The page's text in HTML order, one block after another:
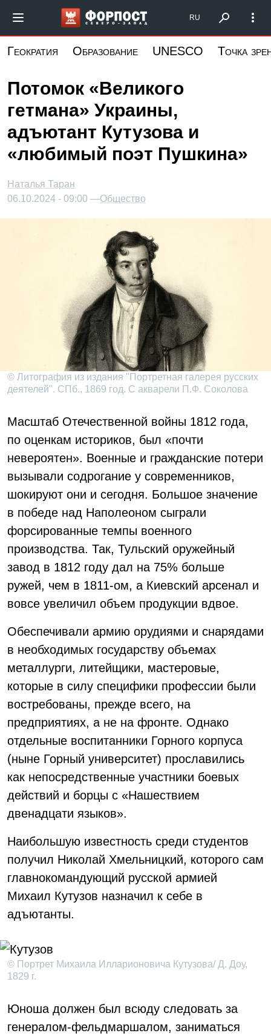
основному
Форпост Северо-Запад
RU
Геократия Образование UNESCO Точка
Потомок «Великого
гетмана» Украины,
адъютант Кутузова и
«любимый поэт Пушкина»
Наталья Таран
06.10.2024 - 09:00 —Общество
© Литография из издания "Портретная галерея русских
деятелей". СПб., 1869 год. С акварели П.Ф. Соколова
Масштаб Отечественной войны 1812 года,
по оценкам историков, был «почти
невероятен». Военные и гражданские потери
вызывали содрогание у современников,
шокируют они и сегодня. Большое значение
в победе над Наполеоном сыграли
форсированные темпы военного
производства. Так, Тульский оружейный
завод в 1812 году дал на 75% больше
ружей, чем в 1811-ом, а Киевский арсенал и
вовсе увеличил объем продукции вдвое.
Обеспечивали армию орудиями и снарядами
в необходимых государству объемах
металлурги, литейщики, мастеровые,
которые в силу специфики профессии были
востребованы, прежде всего, на
предприятиях, а не на фронте. Однако
отдельные воспитанники Горного корпуса
(ныне Горный университет) прославились
как непосредственные участники боевых
действий и борцы с «Нашествием
двенадцати языков».
Наибольшую известность среди студентов
получил Николай Хмельницкий, которого сам
главнокомандующий русской армией
Михаил Кутузов назначил к себе в
адъютанты.
© Портрет Михаила Илларионовича Кутузова/ Д. Доу,
1829 г.
Юноша должен был всюду следовать за
генералом-фельдмаршалом, заниматься